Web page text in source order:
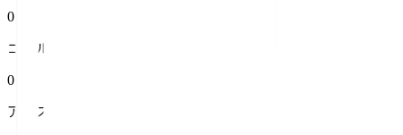
0
ゴール
0
アシスト